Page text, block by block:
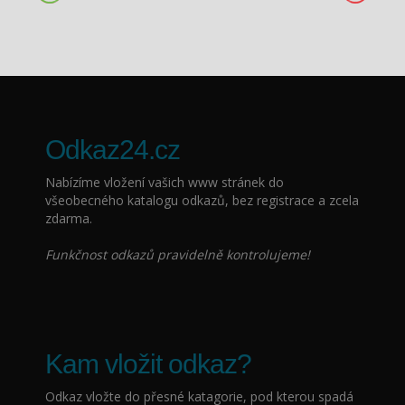
Odkaz24.cz
Nabízíme vložení vašich www stránek do
všeobecného katalogu odkazů, bez registrace a zcela
zdarma.
Funkčnost odkazů pravidelně kontrolujeme!
Kam vložit odkaz?
Odkaz vložte do přesné katagorie, pod kterou spadá